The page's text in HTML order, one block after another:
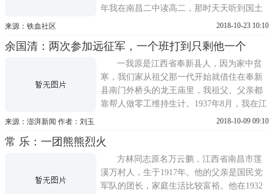
年我在南昌二中读高二，那时天天听到国土
沦陷的消息，我一心想成为一名保家卫国的
人，毅然投笔从戎，考入黄埔军校桂林分
校，成为黄埔16期步兵科学员。刚入校时，
教官宣布学生守则、生
来源：铁血社区 2018-10-23 10:10
余国清：两次参加远征军，一个班打到只剩他一个
一我原是江西省奉新县人，因为家中贫
寒，我们家从祖父那一代开始就借住在奉新
县南门外桥头的龙王庙里，我祖父、父亲都
靠帮人做零工维持生计。1937年8月，我在江
西南昌报名参军。按照计划，部队招够1000
们领了枪，开始正式训练，光是行军这一项
就练了几个月。训练结束，我们被调到贵州
省贵阳市
来源：澎湃新闻 作者：刘玉 2018-10-09 09:10
常 乐：一团熊熊烈火
方林同志原名万云鹏，江西省南昌市莲
溪万村人，生于1917年。他的父亲是国民党
军队的团长，家庭生活比较富裕。他在1932